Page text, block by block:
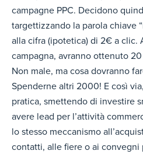
campagne PPC. Decidono
targettizzando la parola chiave
alla cifra (ipotetica) di 2€ a clic.
campagna, avranno ottenuto
Non male, ma cosa dovranno
Spenderne altri 2000! E così
pratica, smettendo di investire
avere lead per l’attività
lo stesso meccanismo
contatti, alle fiere o ai convegni